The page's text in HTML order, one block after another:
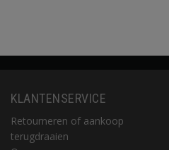
KLANTENSERVICE
Retourneren of aankoop
terugdraaien